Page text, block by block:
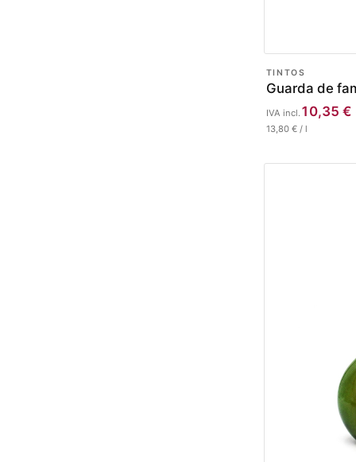
TINTOS
Guarda de
10,35 €
IVA incl.
13,80€/ l